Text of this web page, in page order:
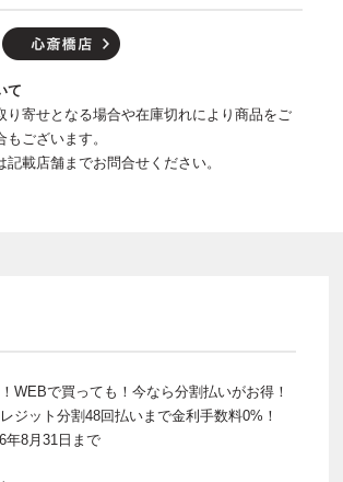
て
り寄せとなる場合や在庫切れにより商品をご
ございます。
記載店舗までお問合せください。
WEBで買っても！今なら分割払いがお得！
ジット分割48回払いまで金利手数料0%！
年8月31日まで